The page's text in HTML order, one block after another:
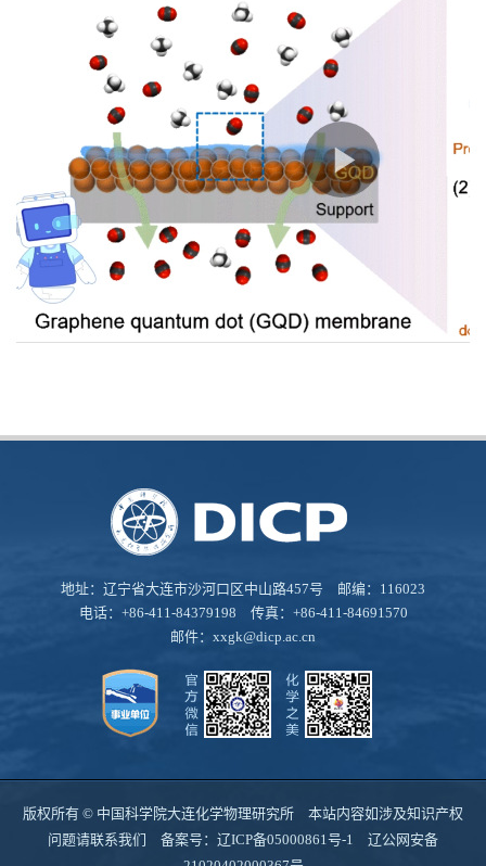
地址：辽宁省大连市沙河口区中山路457号 邮编：116023
电话：+86-411-84379198 传真：+86-411-84691570
邮件： xxgk@dicp.ac.cn
版权所有 © 中国科学院大连化学物理研究所 本站内容如涉及知识产权
问题请联系我们 备案号： 辽ICP备05000861号-1
辽公网安备